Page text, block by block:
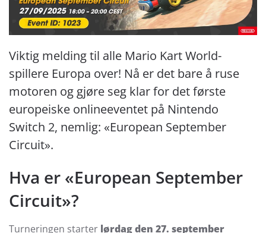
Viktig melding til alle Mario Kart World-
spillere Europa over! Nå er det bare å ruse
motoren og gjøre seg klar for det første
europeiske onlineeventet på Nintendo
Switch 2, nemlig: «European September
Circuit».
Hva er «European September
Circuit»?
Turneringen starter lørdag den 27. september